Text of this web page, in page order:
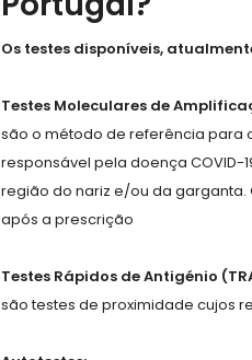
Os testes disponíveis,
Testes Moleculares de
são o método de referência para
responsável pela doença COVID-
região do nariz e/ou da garganta.
após a prescrição
Testes Rápidos de Antigénio
são testes de proximidade cujos